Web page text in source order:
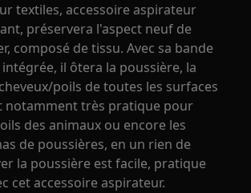
textiles, accessoire aspirateur
préservera l'aspect neuf de
composé de tissu. Avec sa bande
il ôtera la poussière, la
poils de toutes les surfaces
notamment très pratique pour
des animaux ou encore les
de poussières, en un rien de
la poussière est facile, pratique
cet accessoire aspirateur.